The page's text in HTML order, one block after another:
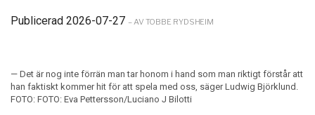
Publicerad 2026-07-27 – AV TOBBE RYDSHEIM
— Det är nog inte förrän man tar honom i hand som man riktigt förstår att
han faktiskt kommer hit för att spela med oss, säger Ludwig Björklund.
FOTO: FOTO: Eva Pettersson/Luciano J Bilotti